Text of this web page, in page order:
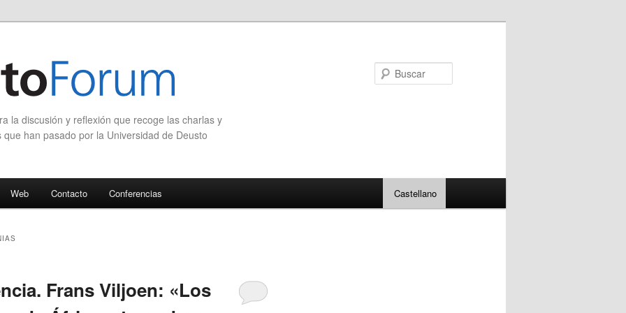
la discusión y reflexión que recoge las charlas y
han pasado por la Universidad de Deusto
Web Contacto Conferencias Castellano
Frans Viljoen: «Los